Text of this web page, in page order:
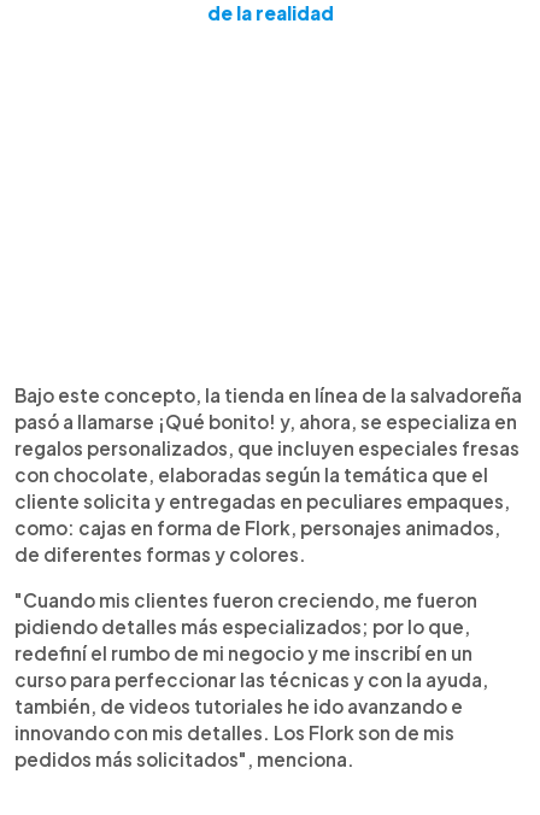
de la realidad
Bajo este concepto, la tienda en línea de la salvadoreña
pasó a llamarse ¡Qué bonito! y, ahora, se especializa en
regalos personalizados, que incluyen especiales fresas
con chocolate, elaboradas según la temática que el
cliente solicita y entregadas en peculiares empaques,
como: cajas en forma de Flork, personajes animados,
de diferentes formas y colores.
"Cuando mis clientes fueron creciendo, me fueron
pidiendo detalles más especializados; por lo que,
redefiní el rumbo de mi negocio y me inscribí en un
curso para perfeccionar las técnicas y con la ayuda,
también, de videos tutoriales he ido avanzando e
innovando con mis detalles. Los Flork son de mis
pedidos más solicitados", menciona.